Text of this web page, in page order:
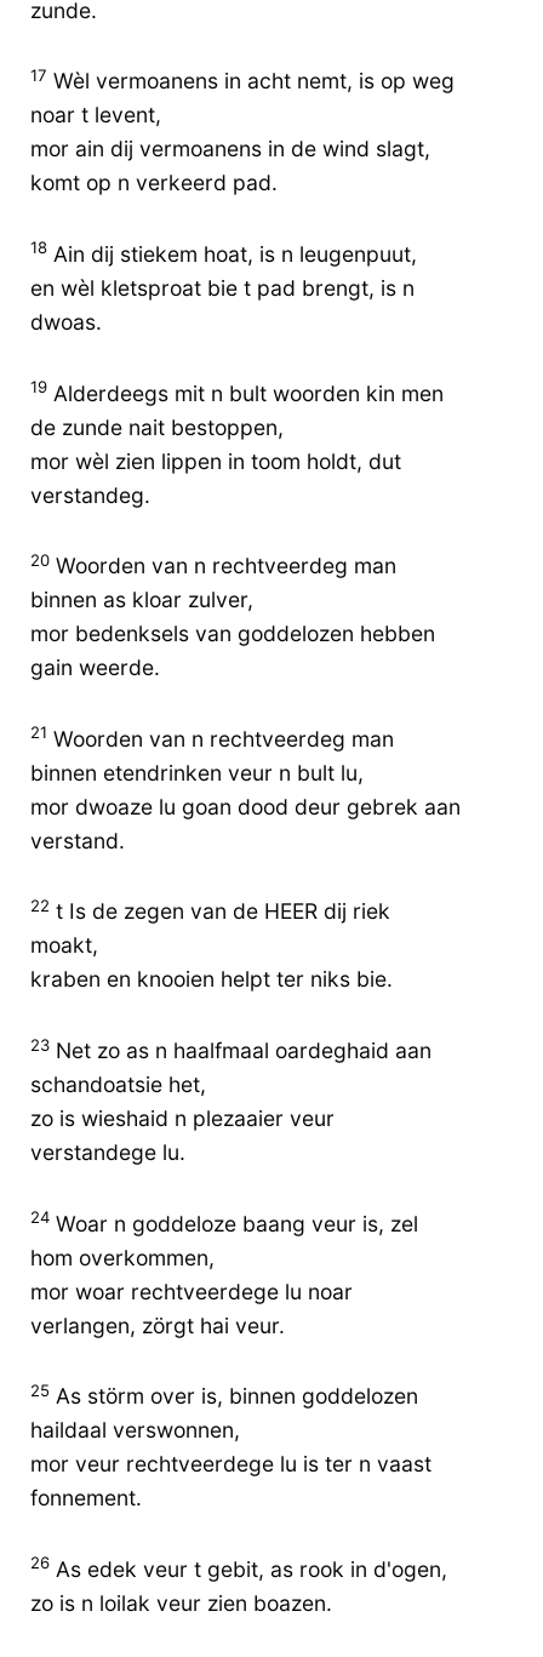
zunde.
17 Wèl vermoanens in acht nemt, is op weg
noar t levent,
mor ain dij vermoanens in de wind slagt,
komt op n verkeerd pad.
18 Ain dij stiekem hoat, is n leugenpuut,
en wèl kletsproat bie t pad brengt, is n
dwoas.
19 Alderdeegs mit n bult woorden kin men
de zunde nait bestoppen,
mor wèl zien lippen in toom holdt, dut
verstandeg.
20 Woorden van n rechtveerdeg man
binnen as kloar zulver,
mor bedenksels van goddelozen hebben
gain weerde.
21 Woorden van n rechtveerdeg man
binnen etendrinken veur n bult lu,
mor dwoaze lu goan dood deur gebrek aan
verstand.
22 t Is de zegen van de HEER dij riek
moakt,
kraben en knooien helpt ter niks bie.
23 Net zo as n haalfmaal oardeghaid aan
schandoatsie het,
zo is wieshaid n plezaaier veur
verstandege lu.
24 Woar n goddeloze baang veur is, zel
hom overkommen,
mor woar rechtveerdege lu noar
verlangen, zörgt hai veur.
25 As störm over is, binnen goddelozen
haildaal verswonnen,
mor veur rechtveerdege lu is ter n vaast
fonnement.
26 As edek veur t gebit, as rook in d'ogen,
zo is n loilak veur zien boazen.